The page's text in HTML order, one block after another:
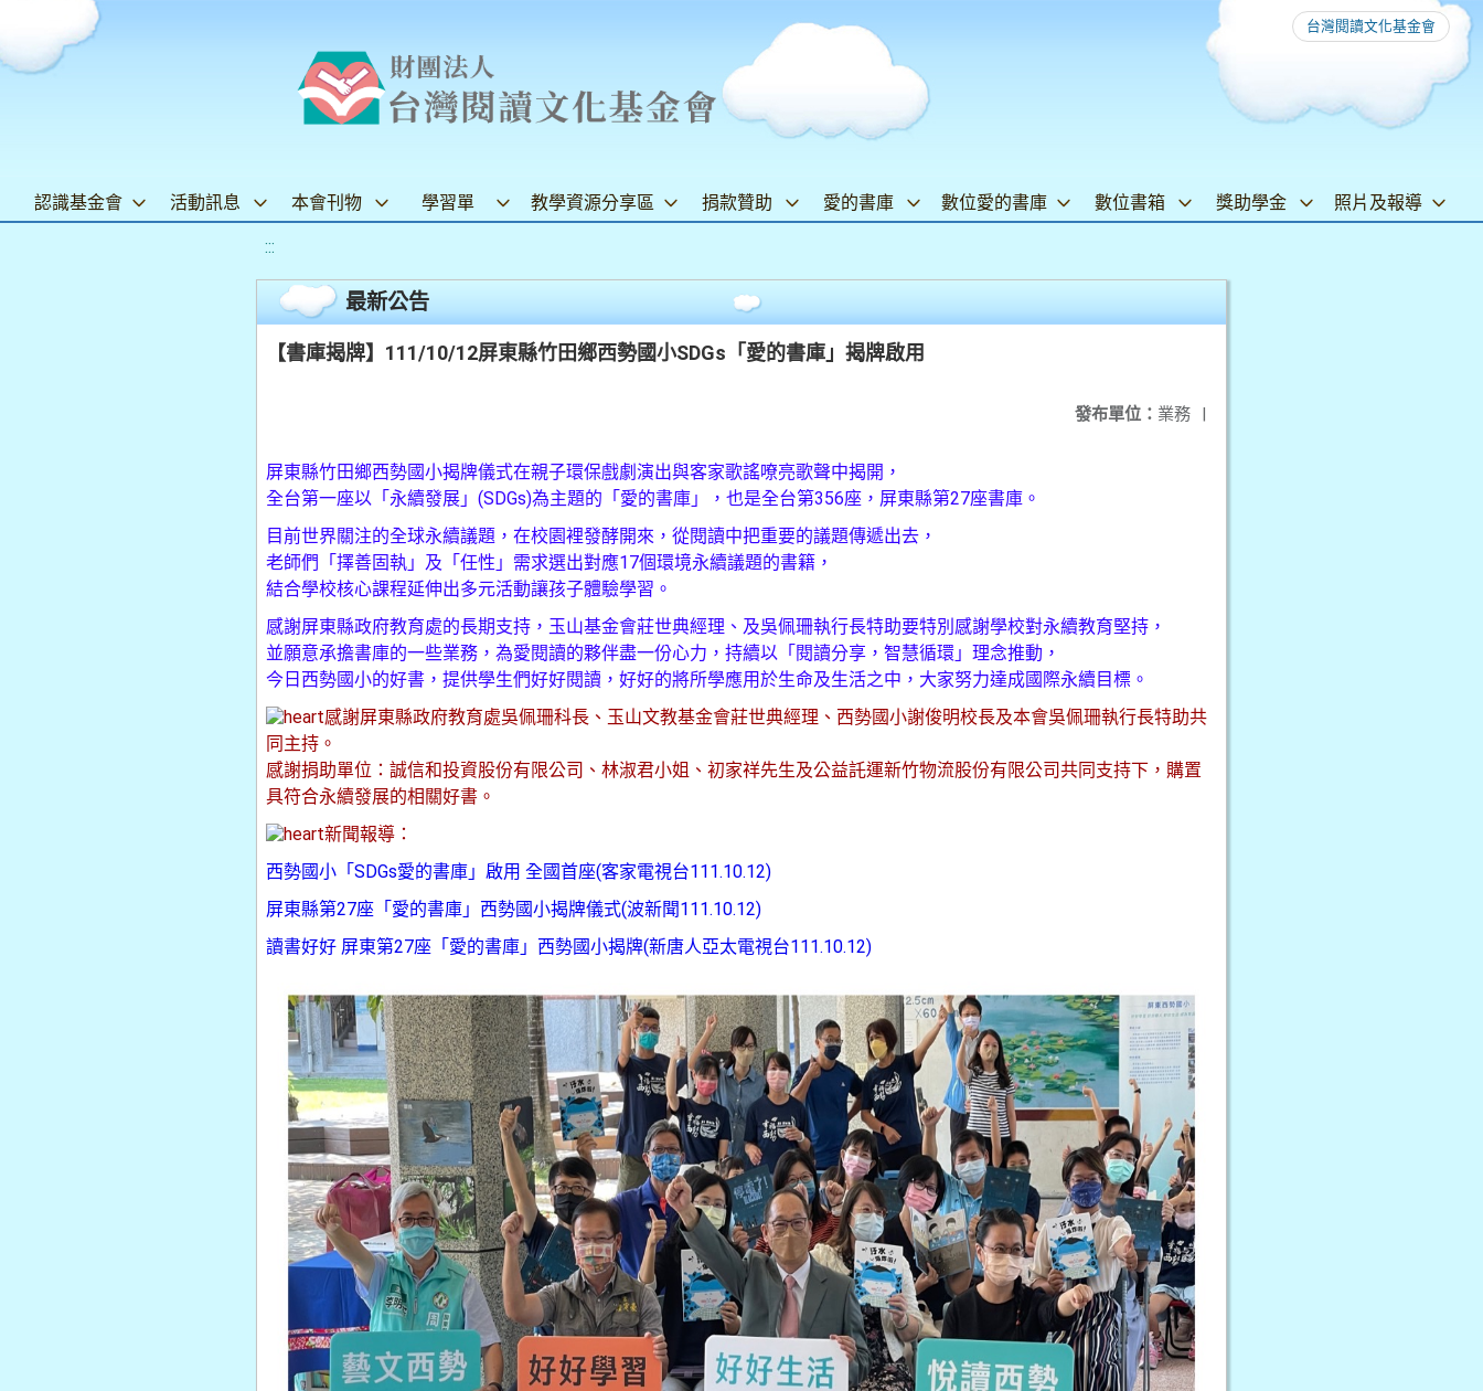
台灣閱讀文化基金會
認識基金會 活動訊息 本會刊物 學習單 教學資源分享區 捐款贊助 愛的書庫 數位愛的書庫 數位書箱 獎助學金 照片及報導
:::
最新公告
【書庫揭牌】111/10/12屏東縣竹田鄉西勢國小SDGs「愛的書庫」揭牌啟用
發布單位： 業務 |
屏東縣竹田鄉西勢國小揭牌儀式在親子環保戲劇演出與客家歌謠嘹亮歌聲中揭開，
全台第一座以「永續發展」(SDGs)為主題的「愛的書庫」，也是全台第356座，屏東縣第27座書庫。
目前世界關注的全球永續議題，在校園裡發酵開來，從閱讀中把重要的議題傳遞出去，
老師們「擇善固執」及「任性」需求選出對應17個環境永續議題的書籍，
結合學校核心課程延伸出多元活動讓孩子體驗學習。
感謝屏東縣政府教育處的長期支持，玉山基金會莊世典經理、及吳佩珊執行長特助要特別感謝學校對永續教育堅持，
並願意承擔書庫的一些業務，為愛閱讀的夥伴盡一份心力，持續以「閱讀分享，智慧循環」理念推動，
今日西勢國小的好書，提供學生們好好閱讀，好好的將所學應用於生命及生活之中，大家努力達成國際永續目標。
感謝屏東縣政府教育處吳佩珊科長、玉山文教基金會莊世典經理、西勢國小謝俊明校長及本會吳佩珊執行長特助共
同主持。
感謝捐助單位：誠信和投資股份有限公司、林淑君小姐、初家祥先生及公益託運新竹物流股份有限公司共同支持下，購置
具符合永續發展的相關好書。
新聞報導：
西勢國小「SDGs愛的書庫」啟用 全國首座(客家電視台111.10.12)
屏東縣第27座「愛的書庫」西勢國小揭牌儀式(波新聞111.10.12)
讀書好好 屏東第27座「愛的書庫」西勢國小揭牌(新唐人亞太電視台111.10.12)